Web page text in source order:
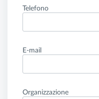
Telefono
E-mail
Organizzazione